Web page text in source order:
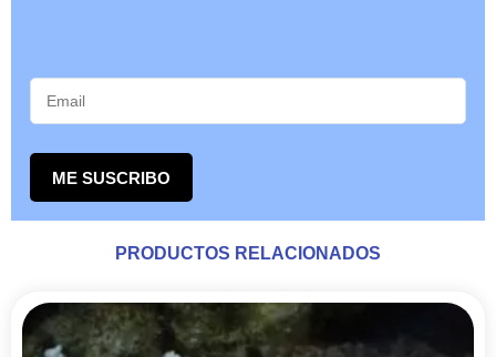
ME SUSCRIBO
PRODUCTOS RELACIONADOS